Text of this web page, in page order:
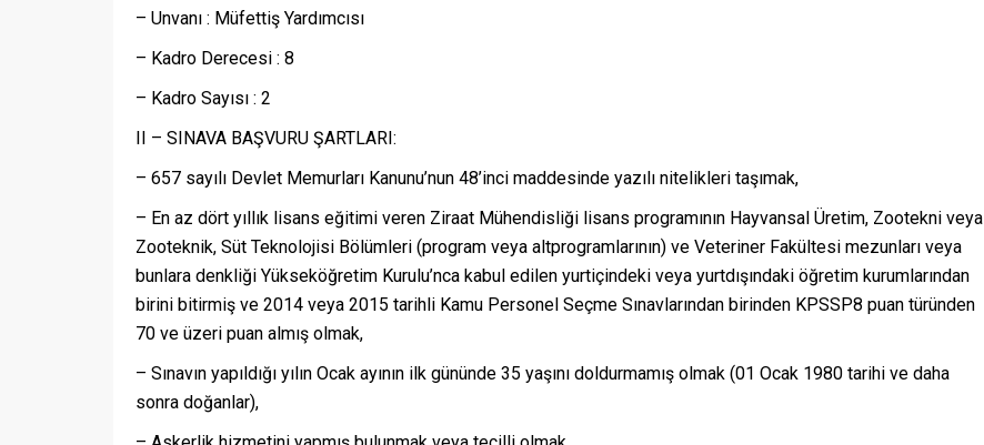
– Unvanı : Müfettiş Yardımcısı
– Kadro Derecesi : 8
– Kadro Sayısı : 2
II – SINAVA BAŞVURU ŞARTLARI:
– 657 sayılı Devlet Memurları Kanunu’nun 48’inci maddesinde yazılı nitelikleri taşımak,
– En az dört yıllık lisans eğitimi veren Ziraat Mühendisliği lisans programının Hayvansal Üretim, Zootekni veya
Zooteknik, Süt Teknolojisi Bölümleri (program veya altprogramlarının) ve Veteriner Fakültesi mezunları veya
bunlara denkliği Yükseköğretim Kurulu’nca kabul edilen yurtiçindeki veya yurtdışındaki öğretim kurumlarından
birini bitirmiş ve 2014 veya 2015 tarihli Kamu Personel Seçme Sınavlarından birinden KPSSP8 puan türünden
70 ve üzeri puan almış olmak,
– Sınavın yapıldığı yılın Ocak ayının ilk gününde 35 yaşını doldurmamış olmak (01 Ocak 1980 tarihi ve daha
sonra doğanlar),